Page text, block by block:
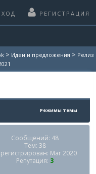
РЕГИСТРАЦИЯ
> Идеи и предложения > Релиз
Режимы темы
Сообщений: 48
Тем: 38
Mar 2020
Репутация: 3